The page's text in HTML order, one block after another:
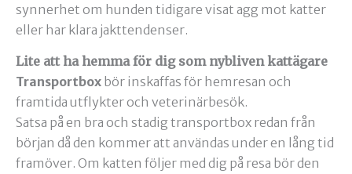
synnerhet om hunden tidigare visat agg mot katter
eller har klara jakttendenser.
Lite att ha hemma för dig som nybliven kattägare
Transportbox bör inskaffas för hemresan och
framtida utflykter och veterinärbesök.
Satsa på en bra och stadig transportbox redan från
början då den kommer att användas under en lång tid
framöver. Om katten följer med dig på resa bör den